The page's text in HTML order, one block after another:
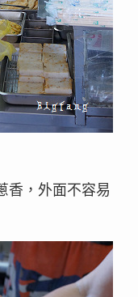
香，外面不容易